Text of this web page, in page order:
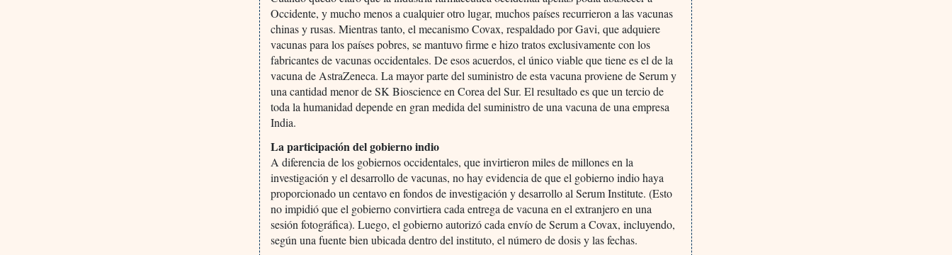
Occidente, y mucho menos a cualquier otro lugar, muchos países recurrieron a las vacunas
chinas y rusas. Mientras tanto, el mecanismo Covax, respaldado por Gavi, que adquiere
vacunas para los países pobres, se mantuvo firme e hizo tratos exclusivamente con los
fabricantes de vacunas occidentales. De esos acuerdos, el único viable que tiene es el de la
vacuna de AstraZeneca. La mayor parte del suministro de esta vacuna proviene de Serum y
una cantidad menor de SK Bioscience en Corea del Sur. El resultado es que un tercio de
toda la humanidad depende en gran medida del suministro de una vacuna de una empresa
India.
La participación del gobierno indio
A diferencia de los gobiernos occidentales, que invirtieron miles de millones en la
investigación y el desarrollo de vacunas, no hay evidencia de que el gobierno indio haya
proporcionado un centavo en fondos de investigación y desarrollo al Serum Institute. (Esto
no impidió que el gobierno convirtiera cada entrega de vacuna en el extranjero en una
sesión fotográfica). Luego, el gobierno autorizó cada envío de Serum a Covax, incluyendo,
según una fuente bien ubicada dentro del instituto, el número de dosis y las fechas.